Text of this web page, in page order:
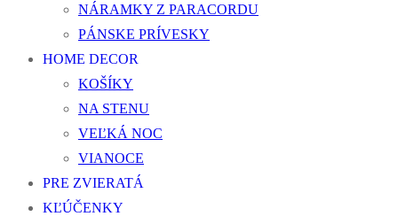
NÁRAMKY Z PARACORDU
PÁNSKE PRÍVESKY
HOME DECOR
KOŠÍKY
NA STENU
VEĽKÁ NOC
VIANOCE
PRE ZVIERATÁ
KĽÚČENKY